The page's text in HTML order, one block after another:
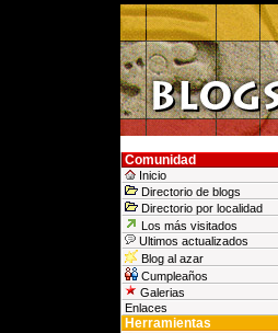
Comunidad
Inicio
Directorio de blogs
Directorio por localidad
Los más visitados
Ultimos actualizados
Blog al azar
Cumpleaños
Galerias
Enlaces
Herramientas